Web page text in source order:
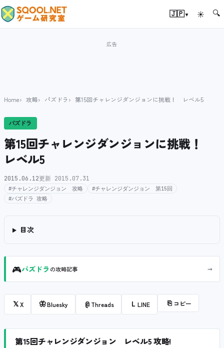
🇯🇵▾ ☀ 🔍
Home 攻略 パズドラ 第15回チャレンジダンジョンに挑戦！ レベル5
パズドラ
第15回チャレンジダンジョンに挑戦！
レベル5
2015.06.12更新 2015.07.31
#チャレンジダンジョン 攻略
#チャレンジダンジョン 第15回
#パズドラ 攻略
目次
🎮パズドラの攻略記事 →
𝕏X 🦋Bluesky @ Threads L LINE ⎘ コピー
第15回チャレンジダンジョン レベル5 攻略!